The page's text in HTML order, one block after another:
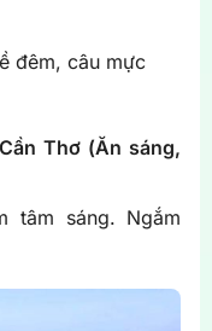
đêm, câu mực
Thơ (Ăn sáng,
tâm sáng. Ngắm